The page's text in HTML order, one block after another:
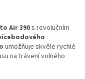
Air 390s revolučním
umožňuje skvěle rychlé
na trávení volného